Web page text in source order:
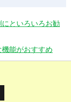
といろいろお勧
能がおすすめ